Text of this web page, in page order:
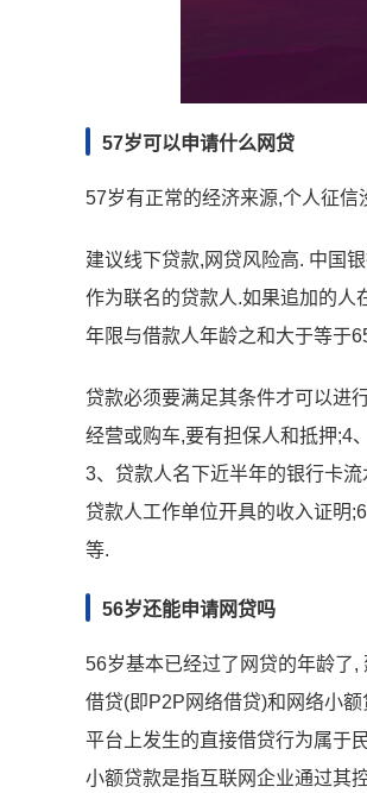
57岁可以申请什么网贷
57岁有正常的经济来源,个人征
建议线下贷款,网贷风险高. 中国
作为联名的贷款人.如果追加的人
年限与借款人年龄之和大于等于
贷款必须要满足其条件才可以进
经营或购车,要有担保人和抵押;4
3、贷款人名下近半年的银行卡
贷款人工作单位开具的收入证明
等.
56岁还能申请网贷吗
56岁基本已经过了网贷的年龄了
借贷(即P2P网络借贷)和网络小
平台上发生的直接借贷行为属于
小额贷款是指互联网企业通过其